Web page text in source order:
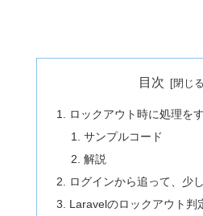
目次
ロックアウト時に処理を
サンプルコード
解説
ログインから追って、少
Laravelのロックアウト判